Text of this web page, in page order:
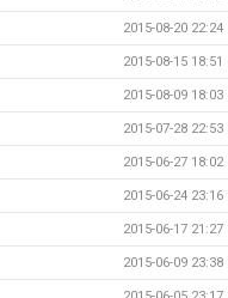
2015-08-20 22:24
2015-08-15 18:51
2015-08-09 18:03
2015-07-28 22:53
2015-06-27 18:02
2015-06-24 23:16
2015-06-17 21:27
2015-06-09 23:38